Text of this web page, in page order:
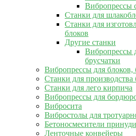
Вибропрессы
Станки для
Станки для
блоков
Другие станки
Вибропрессы
брусчатки
Вибропрессы для блоков,
Станки для производства
Станки для лего кирпича
Вибропрессы для
Вибросита
Вибростолы для
Бетоносмесители
Ленточные конвейеры